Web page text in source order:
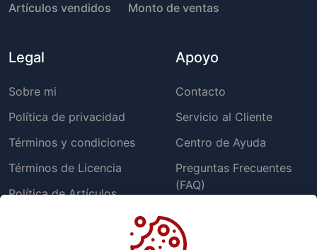
Artículos vendidos
Monto de ventas
Legal
Sobre mi
Política de privacidad
Términos y condiciones
Términos de Licencia
Política de Artículos
Apoyo
Contacto
Servicio al Cliente
Centro de Ayuda
Preguntas Frecuentes
(FAQ)